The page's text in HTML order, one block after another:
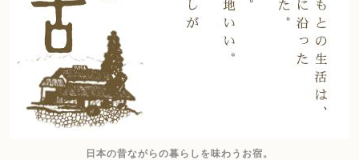
日本の昔ながらの暮らしを味わうお宿。